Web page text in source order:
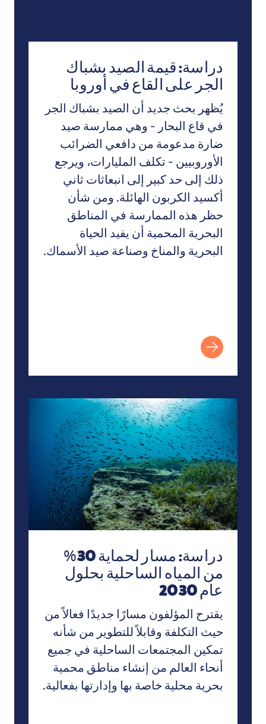
دراسة: قيمة الصيد بشباك
الجر على القاع في أوروبا
يُظهر بحث جديد أن الصيد بشباك الجر
في قاع البحار - وهي ممارسة صيد
ضارة مدعومة من دافعي الضرائب
الأوروبيين - تكلف المليارات، ويرجع
ذلك إلى حد كبير إلى انبعاثات ثاني
أكسيد الكربون الهائلة. ومن شأن
حظر هذه الممارسة في المناطق
البحرية المحمية أن يفيد الحياة
البحرية والمناخ وصناعة صيد الأسماك.
دراسة: مسار لحماية 30% من المياه الساحلية بحلول عام 2030
دراسة: مسار لحماية 30%
من المياه الساحلية بحلول
عام 2030
يقترح المؤلفون مسارًا جديدًا فعالاً من
حيث التكلفة وقابلاً للتطوير من شأنه
تمكين المجتمعات الساحلية في جميع
أنحاء العالم من إنشاء مناطق محمية
بحرية محلية خاصة بها وإدارتها بفعالية.